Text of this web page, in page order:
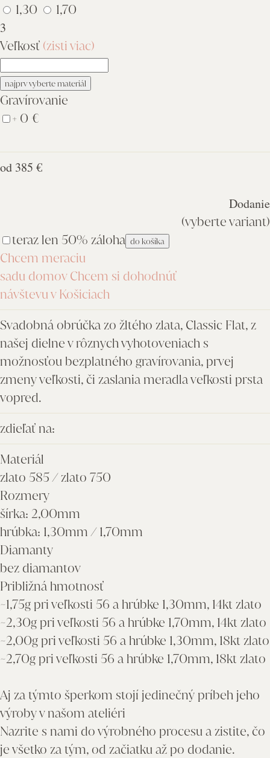
1,30
1,70
3
Veľkosť (zisti viac)
najprv vyberte materiál
Gravírovanie
+ 0 €
od 385 €
Dodanie
(vyberte variant)
teraz len 50% záloha do košíka
Chcem meraciu
sadu domov Chcem si dohodnúť
návštevu v Košiciach
Svadobná obrúčka zo žltého zlata, Classic Flat, z
našej dielne v rôznych vyhotoveniach s
možnosťou bezplatného gravírovania, prvej
zmeny veľkosti, či zaslania meradla veľkosti prsta
vopred.
zdieľať na:
Materiál
zlato 585 / zlato 750
Rozmery
šírka: 2,00mm
hrúbka: 1,30mm / 1,70mm
Diamanty
bez diamantov
Približná hmotnosť
~1,75g pri veľkosti 56 a hrúbke 1,30mm, 14kt zlato
~2,30g pri veľkosti 56 a hrúbke 1,70mm, 14kt zlato
~2,00g pri veľkosti 56 a hrúbke 1,30mm, 18kt zlato
~2,70g pri veľkosti 56 a hrúbke 1,70mm, 18kt zlato
Aj za týmto šperkom stojí jedinečný príbeh jeho
výroby v našom ateliéri
Nazrite s nami do výrobného procesu a zistite, čo
je všetko za tým, od začiatku až po dodanie.